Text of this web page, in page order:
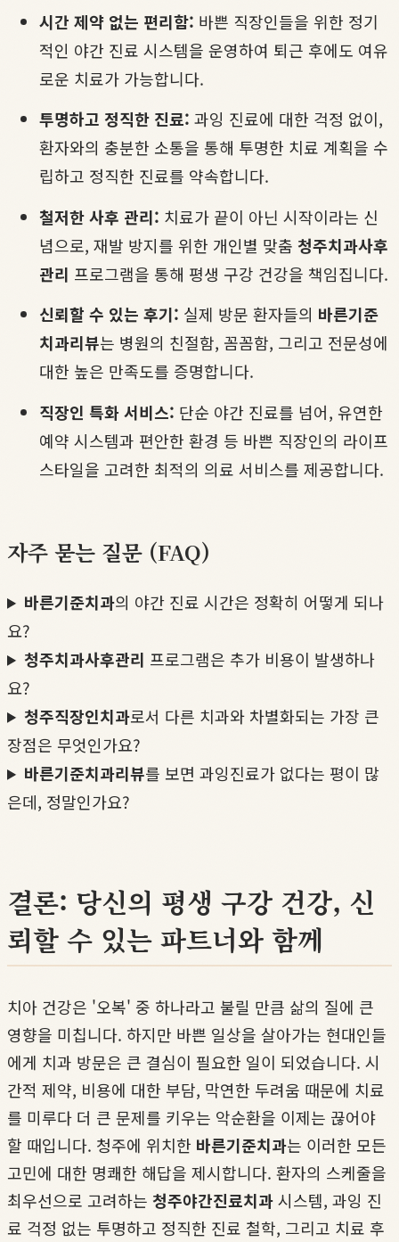
시간 제약 없는 편리함: 바쁜 직장인들을 위한 정기
적인 야간 진료 시스템을 운영하여 퇴근 후에도 여유
로운 치료가 가능합니다.
투명하고 정직한 진료: 과잉 진료에 대한 걱정 없이,
환자와의 충분한 소통을 통해 투명한 치료 계획을 수
립하고 정직한 진료를 약속합니다.
철저한 사후 관리: 치료가 끝이 아닌 시작이라는 신
념으로, 재발 방지를 위한 개인별 맞춤 청주치과사후
관리 프로그램을 통해 평생 구강 건강을 책임집니다.
신뢰할 수 있는 후기: 실제 방문 환자들의 바른기준
치과리뷰는 병원의 친절함, 꼼꼼함, 그리고 전문성에
대한 높은 만족도를 증명합니다.
직장인 특화 서비스: 단순 야간 진료를 넘어, 유연한
예약 시스템과 편안한 환경 등 바쁜 직장인의 라이프
스타일을 고려한 최적의 의료 서비스를 제공합니다.
자주 묻는 질문 (FAQ)
바른기준치과의 야간 진료 시간은 정확히 어떻게 되나
요?
청주치과사후관리 프로그램은 추가 비용이 발생하나
요?
청주직장인치과로서 다른 치과와 차별화되는 가장 큰
장점은 무엇인가요?
바른기준치과리뷰를 보면 과잉진료가 없다는 평이 많
은데, 정말인가요?
결론: 당신의 평생 구강 건강, 신
뢰할 수 있는 파트너와 함께
치아 건강은 '오복' 중 하나라고 불릴 만큼 삶의 질에 큰
영향을 미칩니다. 하지만 바쁜 일상을 살아가는 현대인들
에게 치과 방문은 큰 결심이 필요한 일이 되었습니다. 시
간적 제약, 비용에 대한 부담, 막연한 두려움 때문에 치료
를 미루다 더 큰 문제를 키우는 악순환을 이제는 끊어야
할 때입니다. 청주에 위치한 바른기준치과는 이러한 모든
고민에 대한 명쾌한 해답을 제시합니다. 환자의 스케줄을
최우선으로 고려하는 청주야간진료치과시스템, 과잉 진
료 걱정 없는 투명하고 정직한 진료 철학, 그리고 치료 후